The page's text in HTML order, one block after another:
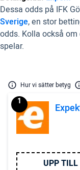
Dessa odds på IFK
Sverige, en stor
odds. Kolla också
spelar.
Hur vi sätter betyg
1
UPP TILL